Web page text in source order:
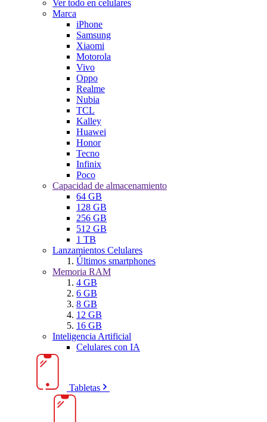
Ver todo en celulares
Marca
iPhone
Samsung
Xiaomi
Motorola
Vivo
Oppo
Realme
Nubia
TCL
Kalley
Huawei
Honor
Tecno
Infinix
Poco
Capacidad de almacenamiento
64 GB
128 GB
256 GB
512 GB
1 TB
Lanzamientos Celulares
Últimos smartphones
Memoria RAM
4 GB
6 GB
8 GB
12 GB
16 GB
Inteligencia Artificial
Celulares con IA
Tabletas